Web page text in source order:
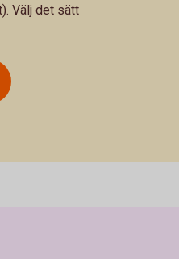
Välj det sätt